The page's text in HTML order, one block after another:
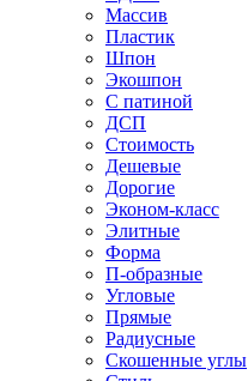
Массив
Пластик
Шпон
Экошпон
С патиной
ДСП
Стоимость
Дешевые
Дорогие
Эконом-класс
Элитные
Форма
П-образные
Угловые
Прямые
Радиусные
Скошенные углы